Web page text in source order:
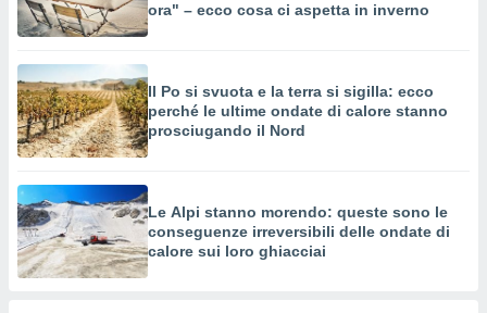
ora" – ecco cosa ci aspetta in inverno
Il Po si svuota e la terra si sigilla: ecco
perché le ultime ondate di calore stanno
prosciugando il Nord
Le Alpi stanno morendo: queste sono le
conseguenze irreversibili delle ondate di
calore sui loro ghiacciai